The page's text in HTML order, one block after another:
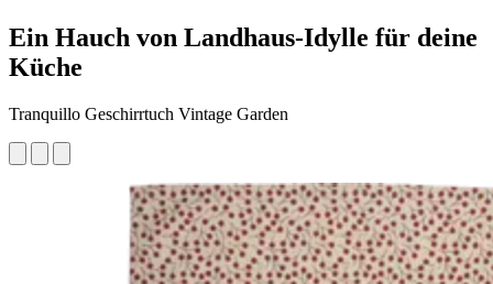
Ein Hauch von Landhaus-Idylle für deine
Küche
Tranquillo Geschirrtuch Vintage Garden